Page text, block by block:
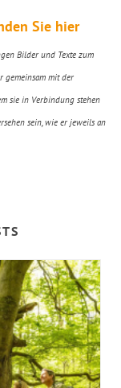
Sie hier
Bilder und Texte zum
gemeinsam mit der
sie in Verbindung stehen
sein, wie er jeweils an